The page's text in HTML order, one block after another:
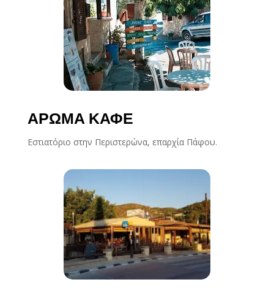
ΑΡΩΜΑ ΚΑΦΕ
Εστιατόριο στην Περιστερώνα, επαρχία Πάφου.